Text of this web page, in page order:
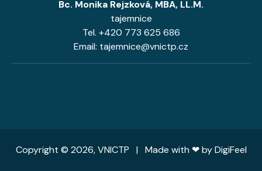
Bc. Monika Rejzková, MBA, LL.M.
tajemnice
Tel. +420 773 625 686
Email: tajemnice@vnictp.cz
Copyright © 2026, VNICTP | Made with ❤ byDigiFeel